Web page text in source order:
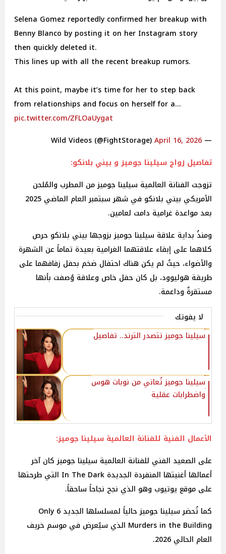
Selena Gomez reportedly confirmed her breakup with
Benny Blanco by posting it on her Instagram story
then quickly deleted it.
This lines up with all the recent breakup rumors.
At this point, maybe it’s time for her to step back
from relationships and focus on herself for a…
pic.twitter.com/ZFLOaUygat
— Wild Videos (@FightStorage)
April 16, 2026
تفاصيل زواج سيلينا جوميز و بيني بلانكو:
تزوجت الفنانة العالمية سيلينا جوميز من المطرب والمُلحن
الأمريكي بيني بلانكو في شهر سبتمبر العام الماضي 2025
بعد مواعدة غرامية دامت لعامين.
ومنذُ بداية علاقة سيلينا جوميز بزوجها بيني بلانكو حرص
كلاهما على إبقاء علاقتهما الغرامية بعيدة تماماً عن الشهرة
والأضواء، حيثُ لم يكن هناك احتفال ضخم بحفل زفافهما على
طريقة هوليوود، بل كان حفل خاص وعلاقة وُصفت بأنها
مستقرةٌ وداعمة.
لا يفوتك
سيلينا جوميز تتصدر الترند.. تفاصيل
سيلينا جوميز تُعاني من نوبات هوس
واضطرابات عقلية
الأعمال الفنية للفنانة العالمية سيلينا جوميز:
على الصعيد الفني للفنانة العالمية سيلينا جوميز كان آخر
أعمالها أغنيتها المنفردة الجديدة In The Dark التي طرحتها
على موقع يوتيوب وهو الذي نجح نجاحاً ساحقاً.
كما تُحضر سيلينا جوميز حالياً لمسلسلها الجديد 6 Only
Murders in the Building الذي سيُعرض في موسم خريف
العام الحالي 2026.